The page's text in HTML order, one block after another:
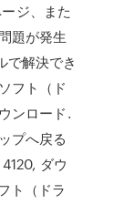
ジ、また
題が発生
で解決でき
フト（ド
ンロード.
プへ戻る
ダウ
ト（ドラ